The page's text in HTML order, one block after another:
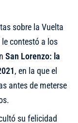
sobre la Vuelta
contestó a los
San Lorenzo: la
, en la que el
antes de meterse
.
su felicidad